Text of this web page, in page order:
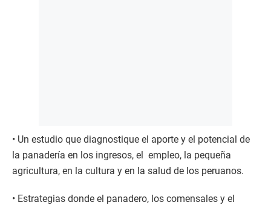
• Un estudio que diagnostique el aporte y el potencial de
la panadería en los ingresos, el empleo, la pequeña
agricultura, en la cultura y en la salud de los peruanos.
• Estrategias donde el panadero, los comensales y el